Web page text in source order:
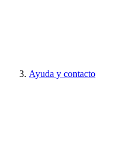
Ayuda y contacto